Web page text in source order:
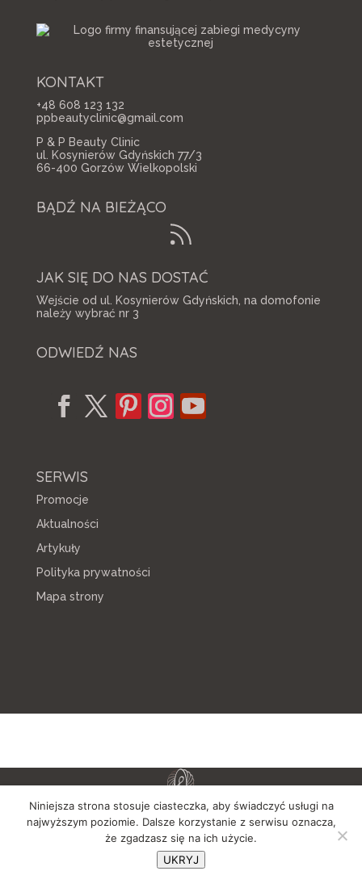
KONTAKT
+48 608 123 132
ppbeautyclinic@gmail.com
P & P Beauty Clinic
ul. Kosynierów Gdyńskich 77/3
66-400 Gorzów Wielkopolski
BĄDŹ NA BIEŻĄCO
JAK SIĘ DO NAS DOSTAĆ
Wejście od ul. Kosynierów Gdyńskich, na domofonie
należy wybrać nr 3
ODWIEDŹ NAS
SERWIS
Promocje
Aktualności
Artykuły
Polityka prywatności
Mapa strony
Niniejsza strona stosuje ciasteczka, aby świadczyć usługi na
najwyższym poziomie. Dalsze korzystanie z serwisu oznacza,
że zgadzasz się na ich użycie.
UKRYJ